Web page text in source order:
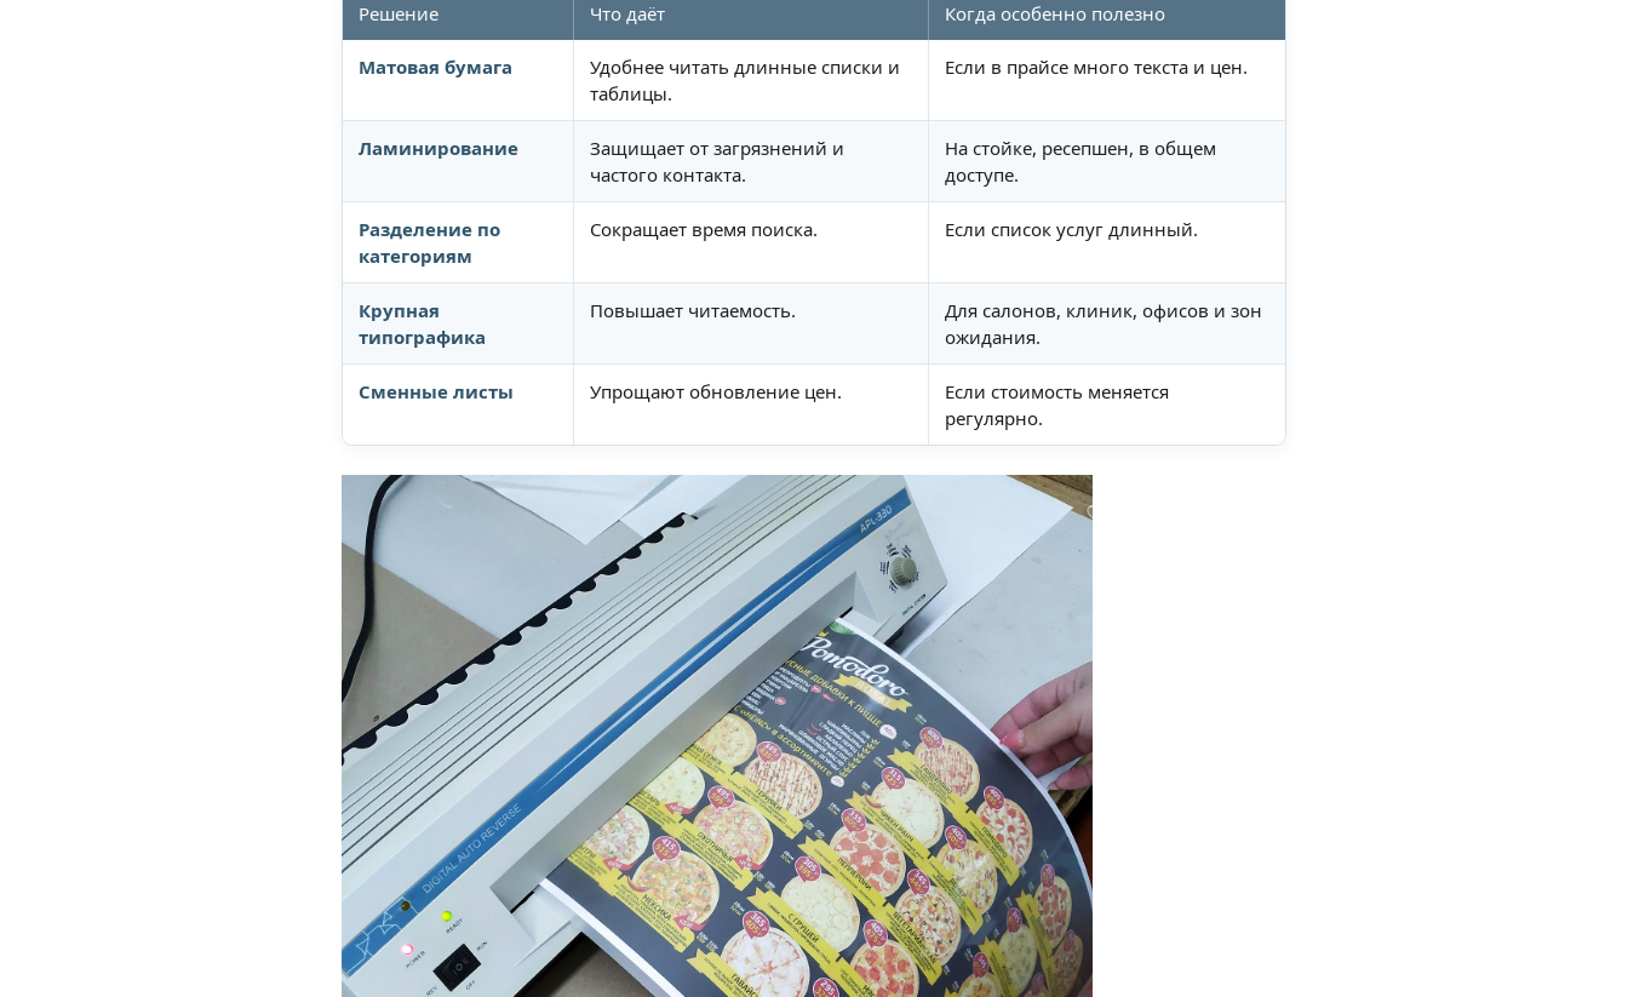
Решение Что даёт Когда особенно полезно
Матовая бумага
Удобнее читать длинные списки и
таблицы.
Если в прайсе много текста и цен.
Ламинирование
Защищает от загрязнений и
частого контакта.
На стойке, ресепшен, в общем
доступе.
Разделение по
категориям
Сокращает время поиска. Если список услуг длинный.
Крупная
типографика
Повышает читаемость.
Для салонов, клиник, офисов и зон
ожидания.
Сменные листы Упрощают обновление цен.
Если стоимость меняется
регулярно.